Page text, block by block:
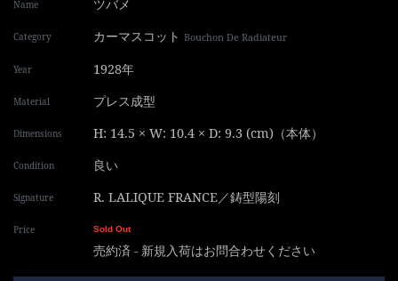
Name ツバメ
Category カーマスコット Bouchon De Radiateur
Year 1928年
Material プレス成型
Dimensions H: 14.5 × W: 10.4 × D: 9.3 (cm)（本体）
Condition 良い
Signature R. LALIQUE FRANCE／鋳型陽刻
Price Sold Out
売約済 - 新規入荷はお問合わせください